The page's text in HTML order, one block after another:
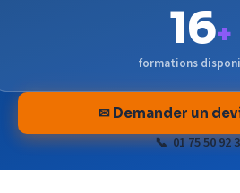
16+
formations
✉ Demander un
📞 01 75 50 92